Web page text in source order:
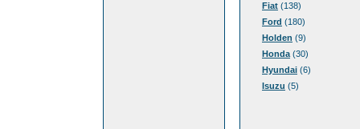
Fiat (138)
Ford (180)
Holden (9)
Honda (30)
Hyundai (6)
Isuzu (5)